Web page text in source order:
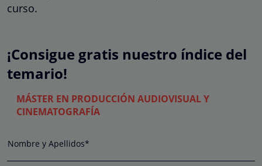
curso.
¡Consigue gratis nuestro índice del
temario!
MÁSTER EN PRODUCCIÓN AUDIOVISUAL Y
CINEMATOGRAFÍA
Nombre y Apellidos*